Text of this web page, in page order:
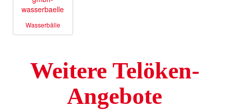
Wasserbälle
Weitere Telöken-
Angebote